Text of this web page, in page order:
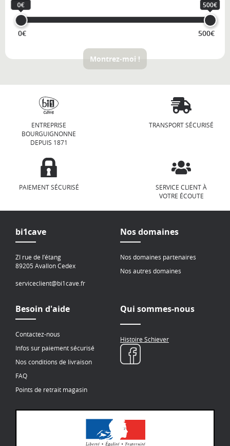
0€ 500€
0€ 500€
Montrez-moi !
ENTREPRISE
BOURGUIGNONNE
DEPUIS 1871
TRANSPORT SÉCURISÉ
PAIEMENT SÉCURISÉ
SERVICE CLIENT À
VOTRE ÉCOUTE
bi1cave
ZI rue de l’étang
89205 Avallon Cedex
serviceclient@bi1cave.fr
Nos domaines
Nos domaines partenaires
Nos autres domaines
Besoin d'aide
Contactez-nous
Infos sur paiement sécurisé
Nos conditions de livraison
FAQ
Points de retrait magasin
Qui sommes-nous
Histoire Schiever